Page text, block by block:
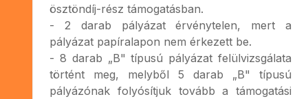
ösztöndíj-rész támogatásban.
- 2 darab pályázat érvénytelen, mert a
pályázat papíralapon nem érkezett be.
- 8 darab „B" típusú pályázat felülvizsgálata
történt meg, melyből 5 darab „B" típusú
pályázónak folyósítjuk tovább a támogatási